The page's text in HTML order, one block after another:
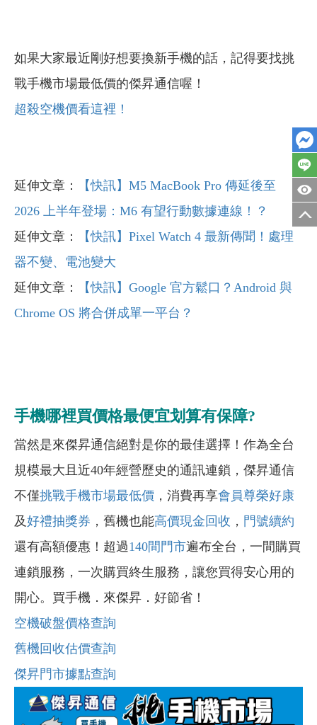
如果大家最近剛好想要換新手機的話，記得要找挑
戰手機市場最低價的傑昇通信喔！
超殺空機價看這裡！
延伸文章：
【快訊】M5 MacBook Pro 傳延後至
2026 上半年登場：M6 有望行動數據連線！？
延伸文章：
【快訊】Pixel Watch 4 最新傳聞！處理
器不變、電池變大
延伸文章：
【快訊】Google 官方鬆口？Android 與
Chrome OS 將合併成單一平台？
手機哪裡買價格最便宜划算有保障?
當然是來傑昇通信絕對是你的最佳選擇！作為全台
規模最大且近40年經營歷史的通訊連鎖，傑昇通信
不僅挑戰手機市場最低價 ，消費再享會員尊榮好康
及好禮抽獎券 ，舊機也能高價現金回收 ， 門號續約
還有高額優惠！超過140間門市遍布全台，一間購買
連鎖服務，一次購買終生服務，讓您買得安心用的
開心。買手機．來傑昇．好節省！
空機破盤價格查詢
舊機回收估價查詢
傑昇門市據點查詢